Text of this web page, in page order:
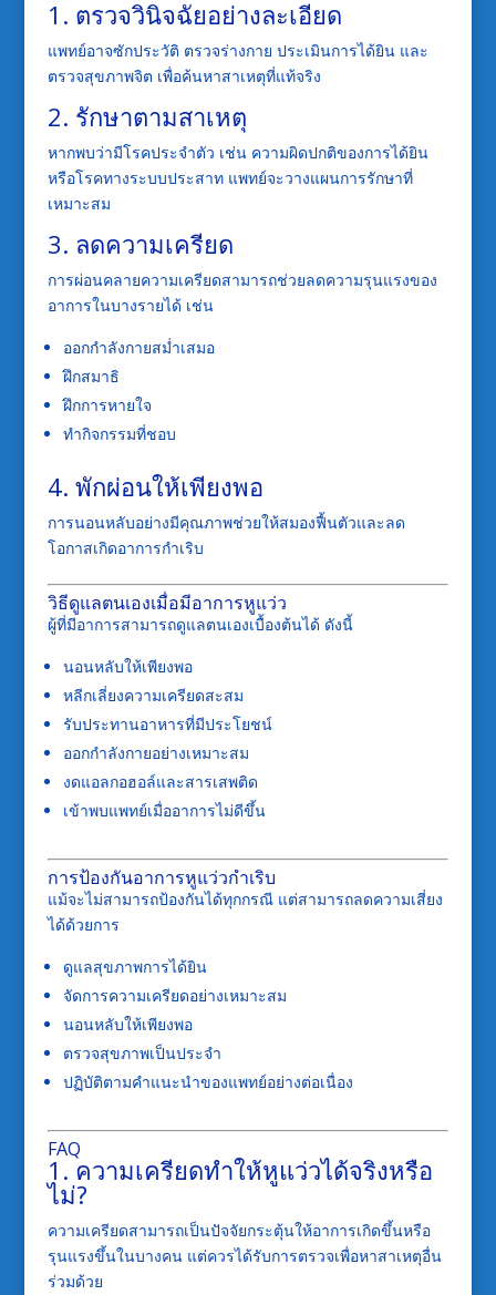
1. ตรวจวินิจฉัยอย่างละเอียด
แพทย์อาจซักประวัติ ตรวจร่างกาย ประเมินการได้ยิน และ
ตรวจสุขภาพจิต เพื่อค้นหาสาเหตุที่แท้จริง
2. รักษาตามสาเหตุ
หากพบว่ามีโรคประจำตัว เช่น ความผิดปกติของการได้ยิน
หรือโรคทางระบบประสาท แพทย์จะวางแผนการรักษาที่
เหมาะสม
3. ลดความเครียด
การผ่อนคลายความเครียดสามารถช่วยลดความรุนแรงของ
อาการในบางรายได้ เช่น
ออกกำลังกายสม่ำเสมอ
ฝึกสมาธิ
ฝึกการหายใจ
ทำกิจกรรมที่ชอบ
4. พักผ่อนให้เพียงพอ
การนอนหลับอย่างมีคุณภาพช่วยให้สมองฟื้นตัวและลด
โอกาสเกิดอาการกำเริบ
วิธีดูแลตนเองเมื่อมีอาการหูแว่ว
ผู้ที่มีอาการสามารถดูแลตนเองเบื้องต้นได้ ดังนี้
นอนหลับให้เพียงพอ
หลีกเลี่ยงความเครียดสะสม
รับประทานอาหารที่มีประโยชน์
ออกกำลังกายอย่างเหมาะสม
งดแอลกอฮอล์และสารเสพติด
เข้าพบแพทย์เมื่ออาการไม่ดีขึ้น
การป้องกันอาการหูแว่วกำเริบ
แม้จะไม่สามารถป้องกันได้ทุกกรณี แต่สามารถลดความเสี่ยง
ได้ด้วยการ
ดูแลสุขภาพการได้ยิน
จัดการความเครียดอย่างเหมาะสม
นอนหลับให้เพียงพอ
ตรวจสุขภาพเป็นประจำ
ปฏิบัติตามคำแนะนำของแพทย์อย่างต่อเนื่อง
FAQ
1. ความเครียดทำให้หูแว่วได้จริงหรือ
ไม่?
ความเครียดสามารถเป็นปัจจัยกระตุ้นให้อาการเกิดขึ้นหรือ
รุนแรงขึ้นในบางคน แต่ควรได้รับการตรวจเพื่อหาสาเหตุอื่น
ร่วมด้วย